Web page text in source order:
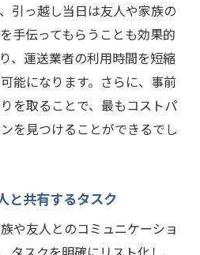
引っ越し当日は友人や家族の
手伝ってもらうことも効果的
、運送業者の利用時間を短縮
能になります。さらに、事前
を取ることで、最もコストパ
を見つけることができるでし
と共有するタスク
や友人とのコミュニケーショ